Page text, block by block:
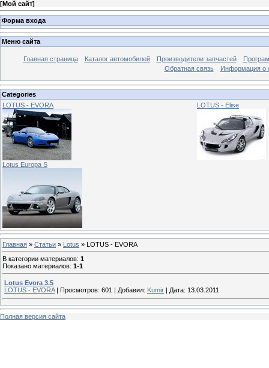
[Мой сайт]
Форма входа
Меню сайта
Главная страница Каталог автомобилей Производители запчастей
Обратная связь
Информация о
Categories
LOTUS - EVORA
LOTUS - Elise
Lotus Europa S
Главная » Статьи » Lotus » LOTUS - EVORA
В категории материалов: 1
Показано материалов: 1-1
Lotus Evora 3.5
LOTUS - EVORA| Просмотров: 601 | Добавил: Kumir | Дата: 13.03.2011
Полная версия сайта